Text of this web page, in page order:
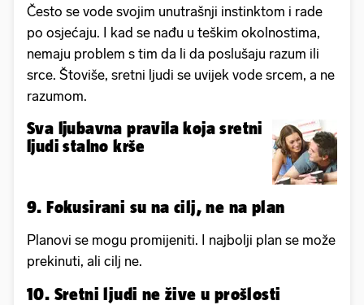
Često se vode svojim unutrašnji instinktom i rade
po osjećaju. I kad se nađu u teškim okolnostima,
nemaju problem s tim da li da poslušaju razum ili
srce. Štoviše, sretni ljudi se uvijek vode srcem, a ne
razumom.
Sva ljubavna pravila koja sretni
ljudi stalno krše
9. Fokusirani su na cilj, ne na plan
Planovi se mogu promijeniti. I najbolji plan se može
prekinuti, ali cilj ne.
10. Sretni ljudi ne žive u prošlosti